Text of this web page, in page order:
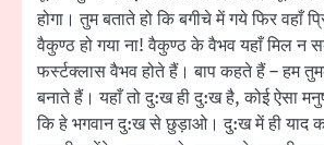
होगा। तुम बताते हो कि बगीचे में गये फिर वहाँ
वैकुण्ठ हो गया ना! वैकुण्ठ के वैभव यहाँ मिल न
फर्स्टक्लास वैभव होते हैं। बाप कहते हैं – हम
बनाते हैं। यहाँ तो दु:ख ही दु:ख है, कोई ऐसा
कि हे भगवान दु:ख से छुड़ाओ। दु:ख में ही याद